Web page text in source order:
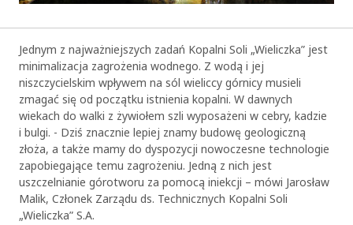
Jednym z najważniejszych zadań Kopalni Soli „Wieliczka” jest
minimalizacja zagrożenia wodnego. Z wodą i jej
niszczycielskim wpływem na sól wieliccy górnicy musieli
zmagać się od początku istnienia kopalni. W dawnych
wiekach do walki z żywiołem szli wyposażeni w cebry, kadzie
i bulgi. - Dziś znacznie lepiej znamy budowę geologiczną
złoża, a także mamy do dyspozycji nowoczesne technologie
zapobiegające temu zagrożeniu. Jedną z nich jest
uszczelnianie górotworu za pomocą iniekcji – mówi Jarosław
Malik, Członek Zarządu ds. Technicznych Kopalni Soli
„Wieliczka” S.A.